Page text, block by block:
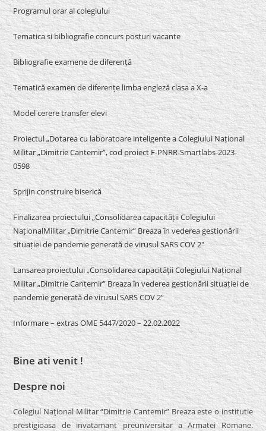
Programul orar al colegiului
Tematica si bibliografie concurs posturi vacante
Bibliografie examene de diferență
Tematică examen de diferențe limba engleză clasa a X-a
Model cerere transfer elevi
Proiectul „Dotarea cu laboratoare inteligente a Colegiului Național
Militar „Dimitrie Cantemir”, cod proiect F-PNRR-Smartlabs-2023-
0598
Sprijin construire biserică
Finalizarea proiectului „Consolidarea capacității Colegiului
NaționalMilitar „Dimitrie Cantemir” Breaza în vederea gestionării
situației de pandemie generată de virusul SARS COV 2″
Lansarea proiectului „Consolidarea capacității Colegiului Național
Militar „Dimitrie Cantemir” Breaza în vederea gestionării situației de
pandemie generată de virusul SARS COV 2”
Informare – extras OME 5447/2020 – 22.02.2022
Bine ati venit !
Despre noi
Colegiul Naţional Militar “Dimitrie Cantemir” Breaza este o institutie
prestigioasa de invatamant preuniversitar a Armatei Romane.